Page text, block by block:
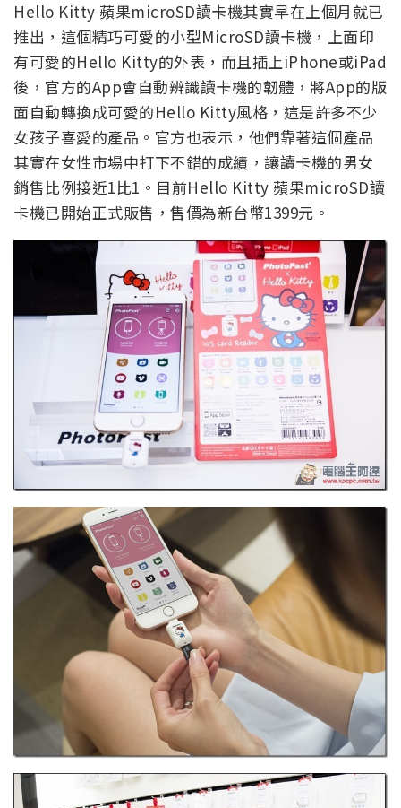
Hello Kitty 蘋果microSD讀卡機其實早在上個月就已
推出，這個精巧可愛的小型MicroSD讀卡機，上面印
有可愛的Hello Kitty的外表，而且插上iPhone或iPad
後，官方的App會自動辨識讀卡機的韌體，將App的版
面自動轉換成可愛的Hello Kitty風格，這是許多不少
女孩子喜愛的產品。官方也表示，他們靠著這個產品
其實在女性市場中打下不錯的成績，讓讀卡機的男女
銷售比例接近1比1。目前Hello Kitty 蘋果microSD讀
卡機已開始正式販售，售價為新台幣1399元。